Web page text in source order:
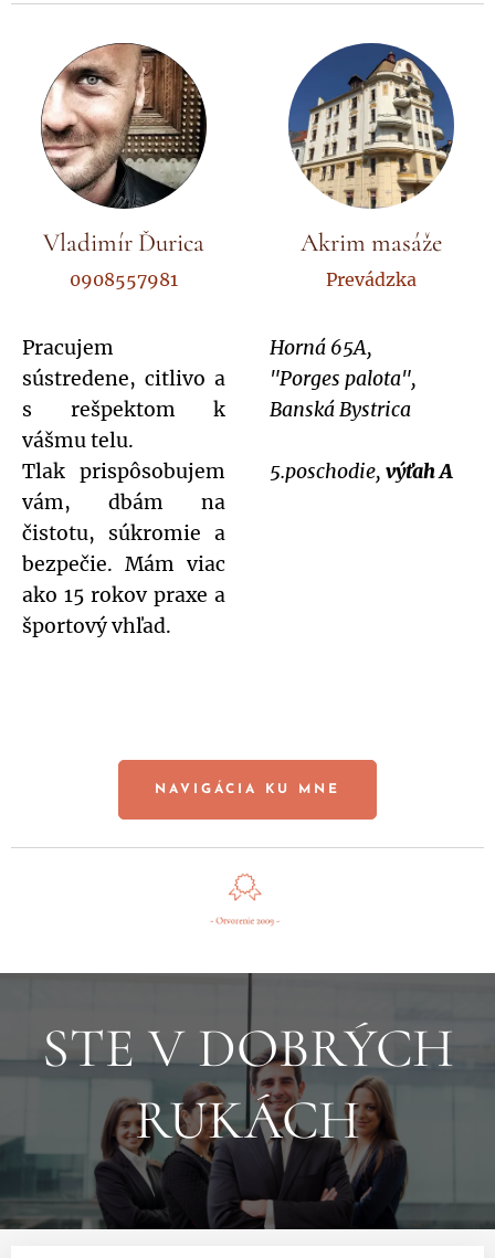
Vladimír Ďurica
0908557981
Pracujem
sústredene, citlivo a
s rešpektom k
vášmu telu.
Tlak prispôsobujem
vám, dbám na
čistotu, súkromie a
bezpečie. Mám viac
ako 15 rokov praxe a
športový vhľad.
Akrim masáže
Prevádzka
Horná 65A,
"Porges palota",
Banská Bystrica
5.poschodie, výťah A
NAVIGÁCIA KU MNE
STE V DOBRÝCH
RUKÁCH